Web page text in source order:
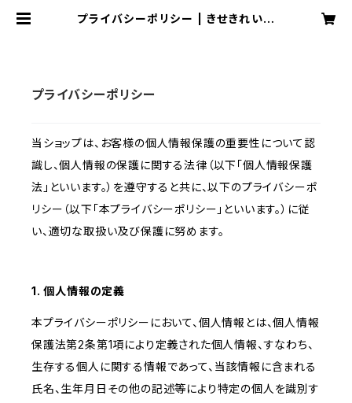
プライバシーポリシー | きせきれいシ
プライバシーポリシー
当ショップは、お客様の個人情報保護の重要性について認
識し、個人情報の保護に関する法律（以下「個人情報保護
法」といいます。）を遵守すると共に、以下のプライバシーポ
リシー（以下「本プライバシーポリシー」といいます。）に従
い、適切な取扱い及び保護に努めます。
1. 個人情報の定義
本プライバシーポリシーにおいて、個人情報とは、個人情報
保護法第2条第1項により定義された個人情報、すなわち、
生存する個人に関する情報であって、当該情報に含まれる
氏名、生年月日その他の記述等により特定の個人を識別す